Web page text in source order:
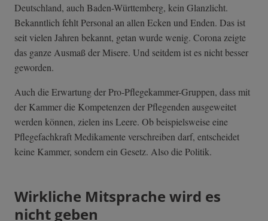
Deutschland, auch Baden-Württemberg, kein Glanzlicht.
Bekanntlich fehlt Personal an allen Ecken und Enden. Das ist
seit vielen Jahren bekannt, getan wurde wenig. Corona zeigte
das ganze Ausmaß der Misere. Und seitdem ist es nicht besser
geworden.
Auch die Erwartung der Pro-Pflegekammer-Gruppen, dass mit
der Kammer die Kompetenzen der Pflegenden ausgeweitet
werden können, zielen ins Leere. Ob beispielsweise eine
Pflegefachkraft Medikamente verschreiben darf, entscheidet
keine Kammer, sondern ein Gesetz. Also die Politik.
Wirkliche Mitsprache wird es
nicht geben